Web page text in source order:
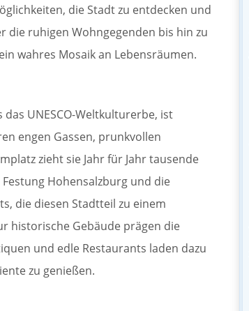
die Stadt zu entdecken und
die ruhigen Wohngegenden bis hin zu
wahres Mosaik an Lebensräumen.
UNESCO-Weltkulturerbe, ist
engen Gassen, prunkvollen
zieht sie Jahr für Jahr tausende
Hohensalzburg und die
die diesen Stadtteil zu einem
historische Gebäude prägen die
und edle Restaurants laden dazu
zu genießen.